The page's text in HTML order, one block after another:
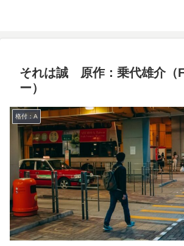
それは誠 原作：乗代雄介（
ー）
格付：A